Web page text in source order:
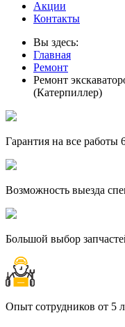
Акции
Контакты
Вы здесь:
Главная
Ремонт
Ремонт
(Катерпиллер)
Гарантия на все работы
Возможность выезда
Большой выбор
Опыт сотрудников от 5